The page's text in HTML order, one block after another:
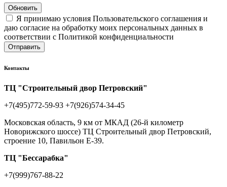
Обновить
Я принимаю условия Пользовательского соглашения и
даю согласие на обработку моих персональных данных в
соответствии с Политикой конфиденциальности
Отправить
Контакты
ТЦ "Строительный двор Петровский"
+7(495)772-59-93 +7(926)574-34-45
Московская область, 9 км от МКАД (26-й километр
Новорижского шоссе) ТЦ Строительный двор Петровский,
строение 10, Павильон Е-39.
ТЦ "Бессарабка"
+7(999)767-88-22